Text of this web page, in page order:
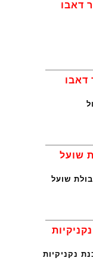
דאבו
דאבו
שועל
שועל
נקניקיות